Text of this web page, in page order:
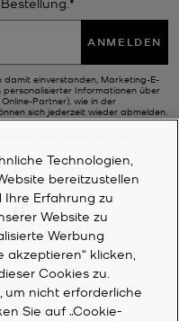
ANMELDEN
damit einverstanden, Marketing-E-
personalisierter Informationen über
Partner), wie in der
sich jederzeit wieder abmelden.
Technologien,
bereitzustellen
Ihre Erfahrung zu
Website zu
Werbung
akzeptieren“ klicken,
Cookies zu.
um nicht erforderliche
Sie auf „Cookie-